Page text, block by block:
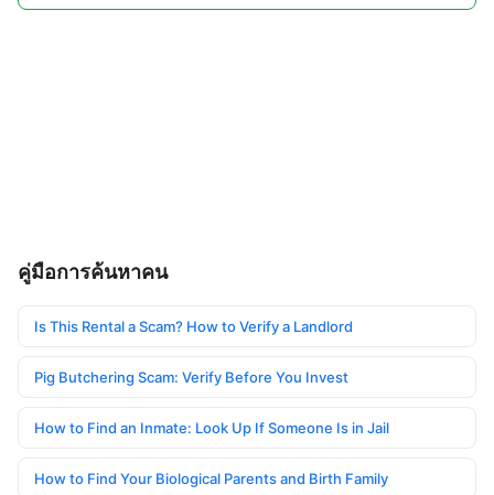
คู่มือการค้นหาคน
Is This Rental a Scam? How to Verify a Landlord
Pig Butchering Scam: Verify Before You Invest
How to Find an Inmate: Look Up If Someone Is in Jail
How to Find Your Biological Parents and Birth Family